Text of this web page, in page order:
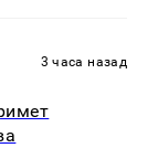
3 часа назад